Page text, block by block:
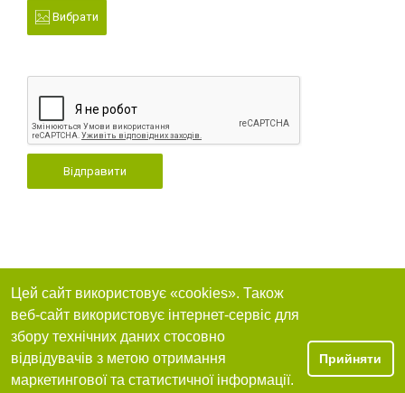
Вибрати
Відправити
Цей сайт використовує «cookies». Також
веб-сайт використовує інтернет-сервіс для
збору технічних даних стосовно
відвідувачів з метою отримання
маркетингової та статистичної інформації.
Прийняти